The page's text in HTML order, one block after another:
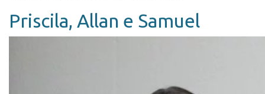
Priscila, Allan e Samuel